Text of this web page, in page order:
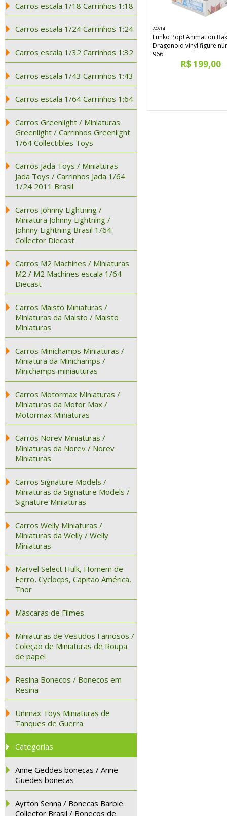
Carros escala 1/18 Carrinhos 1:18
Carros escala 1/24 Carrinhos 1:24
Carros escala 1/32 Carrinhos 1:32
Carros escala 1/43 Carrinhos 1:43
Carros escala 1/64 Carrinhos 1:64
Carros Greenlight / Miniaturas
Greenlight / Carrinhos Greenlight
1/64 Collectibles Toys
Carros Jada Toys / Miniaturas
Jada Toys / Carrinhos Jada 1/64
1/24 2011 Brasil
Carros Johnny Lightning /
Miniatura Johnny Lightning /
Johnny Lightning Brasil 1/64
Collector Diecast
Carros M2 Machines / Miniaturas
M2 / M2 Machines escala 1/64
Diecast
Carros Maisto Miniaturas /
Miniaturas da Maisto / Maisto
Miniaturas
Carros Minichamps Miniaturas /
Miniatura da Minichamps /
Minichamps miniauturas
Carros Motormax Miniaturas /
Miniaturas da Motor Max /
Motormax Miniaturas
Carros Norev Miniaturas /
Miniaturas da Norev / Norev
Miniaturas
Carros Signature Models /
Miniaturas da Signature Models /
Signature Miniaturas
Carros Welly Miniaturas /
Miniaturas da Welly / Welly
Miniaturas
Marvel Select Hulk, Homem de
Ferro, Cyclocps, Capitão América,
Thor
Máscaras de Filmes
Miniaturas de Vestidos Famosos /
Coleção de Miniaturas de Roupa
de papel
Resina Bonecos / Bonecos em
Resina
Unimax Toys Miniaturas de
Tanques de Guerra
Categorias
Anne Geddes bonecas / Anne
Guedes bonecas
Ayrton Senna / Bonecas Barbie
Collector Brasil / Bonecos de
24614
Funko Pop! Animation
Dragonoid vinyl figure
966
R$ 199,00